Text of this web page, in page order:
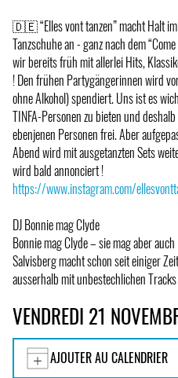
🇩🇪 “Elles vont tanzen” macht Halt im
Tanzschuhe an - ganz nach dem
wir bereits früh mit allerlei Hits,
! Den frühen Partygängerinnen wird
ohne Alkohol) spendiert. Uns ist es
TINFA-Personen zu bieten und
ebenjenen Personen frei. Aber
Abend wird mit ausgetanzten Sets
wird bald annonciert !
https://www.instagram.com/
DJ Bonnie mag Clyde
Bonnie mag Clyde – sie mag aber
Salvisberg macht schon seit einiger
ausserhalb mit unbestechlichen
VENDREDI 21
AJOUTER AU CALENDRIER